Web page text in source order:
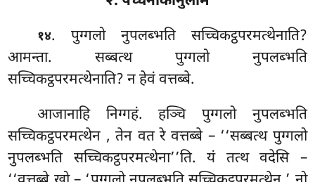
१४. पुग्गलो नुपलब्भति सच्चिकट्ठपरमत्थेनाति?
आमन्ता. सब्बत्थ पुग्गलो नुपलब्भति
सच्चिकट्ठपरमत्थेनाति? न हेवं वत्तब्बे.
आजानाहि निग्गहं. हञ्चि पुग्गलो नुपलब्भति
सच्चिकट्ठपरमत्थेन , तेन वत रे वत्तब्बे – ‘‘सब्बत्थ पुग्गलो
नुपलब्भति सच्चिकट्ठपरमत्थेना’’ति. यं तत्थ वदेसि –